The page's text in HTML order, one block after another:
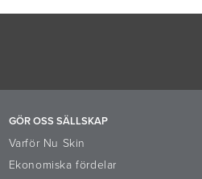
GÖR OSS SÄLLSKAP
Varför Nu Skin
Ekonomiska fördelar